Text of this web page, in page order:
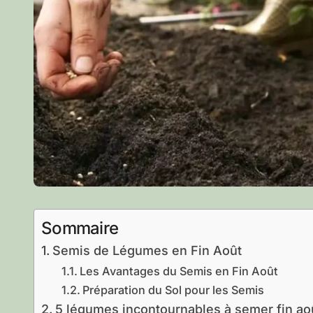
Sommaire
Semis de Légumes en Fin Août
Les Avantages du Semis en Fin Août
Préparation du Sol pour les Semis
5 légumes incontournables à semer fin